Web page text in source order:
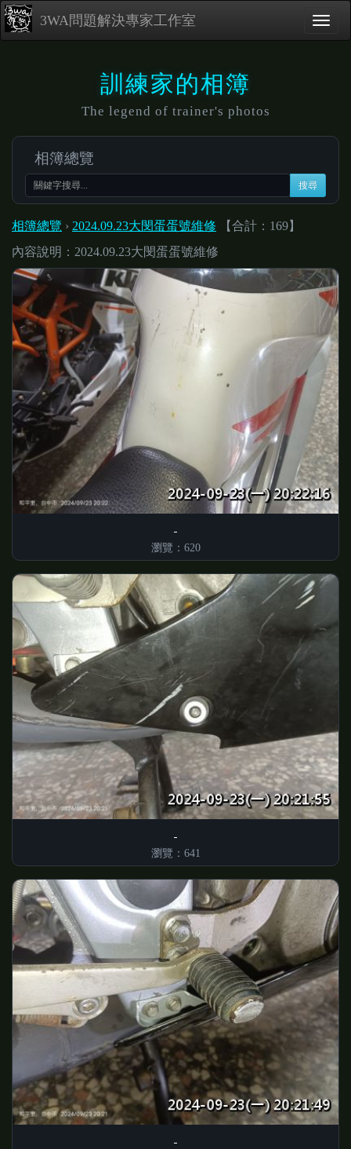
3WA問題解決專家工作室
訓練家的相簿
The legend of trainer's photos
相簿總覽
搜尋
相簿總覽 › 2024.09.23大閔蛋蛋號維修 【合計：169】
內容說明：2024.09.23大閔蛋蛋號維修
瀏覽：620
瀏覽：641